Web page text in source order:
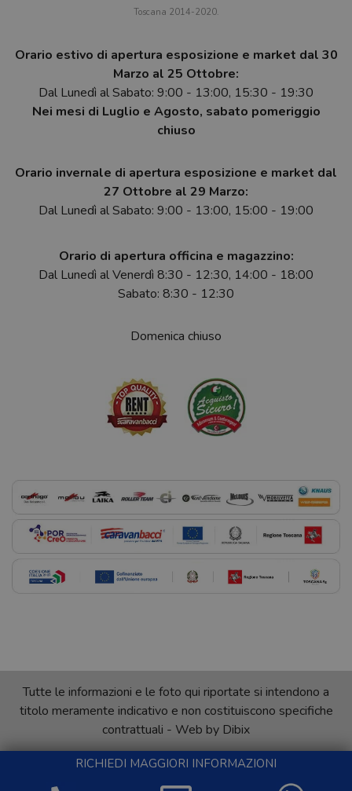
RICHIEDI MAGGIORI INFORMAZIONI
Toscana 2014-2020.
Orario estivo di apertura esposizione e market dal 30
Marzo al 25 Ottobre:
Dal Lunedì al Sabato: 9:00 - 13:00, 15:30 - 19:30
Nei mesi di Luglio e Agosto, sabato pomeriggio
chiuso
Orario invernale di apertura esposizione e market dal
27 Ottobre al 29 Marzo:
Dal Lunedì al Sabato: 9:00 - 13:00, 15:00 - 19:00
Orario di apertura officina e magazzino:
Dal Lunedì al Venerdì 8:30 - 12:30, 14:00 - 18:00
Sabato: 8:30 - 12:30
Domenica chiuso
Tutte le informazioni e le foto qui riportate si intendono a
titolo meramente indicativo e non costituiscono specifiche
contrattuali - Web by Dibix